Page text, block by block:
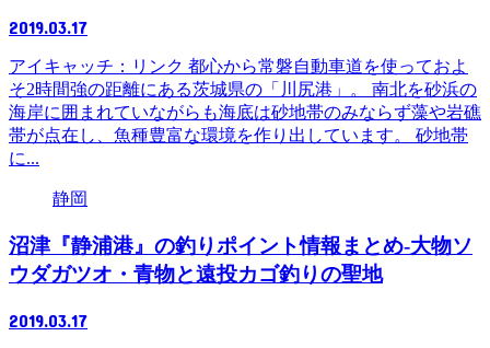
2019.03.17
アイキャッチ：リンク 都心から常磐自動車道を使っておよ
そ2時間強の距離にある茨城県の「川尻港」。 南北を砂浜の
海岸に囲まれていながらも海底は砂地帯のみならず藻や岩礁
帯が点在し、魚種豊富な環境を作り出しています。 砂地帯
に...
静岡
沼津『静浦港』の釣りポイント情報まとめ-大物ソ
ウダガツオ・青物と遠投カゴ釣りの聖地
2019.03.17